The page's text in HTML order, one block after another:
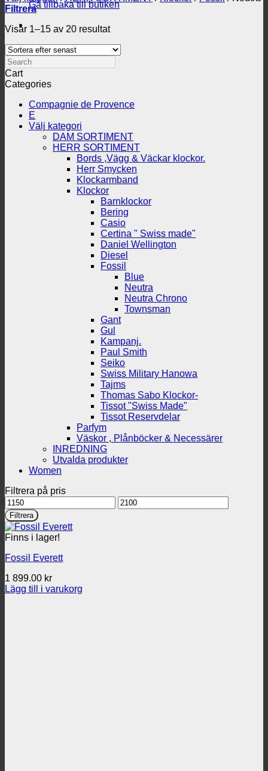
Gå tillbaka till butiken
Filtrera
Visar 1–15 av 20 resultatSortera
senaste
Search
Cart
Categories
Compagnie de Provence
E
Välj kategori
DAM SORTIMENT
HERR SORTIMENT
Bords ,Vägg & Väckar klockor.
Herr Smycken
Klockarmband
Klockor
Barnklockor
Bering
Casio
Certina " Swiss made"
Daniel Wellington
Diesel
Fossil
Blue
Neutra
Neutra Chrono
Townsman
Gant
Gul
Kampanj.
Paul Smith
Seiko
Swiss Military Hanowa
Tajms
Thomas Sabo Klockor-
Tissot "Swiss Made"
Tissot Reservdelar
Parfym
Väskor , Plånböcker & Necessärer
INREDNING
Utvalda produkter
Women
Filtrera på pris
Min
pris
Max
pris
Filtrera
Finns i lager!
Fossil Everett
1 899.00 kr
Lägg till i varukorg